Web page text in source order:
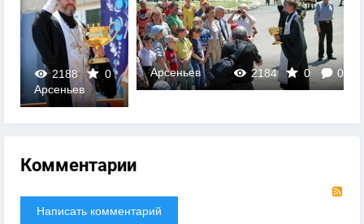
2188
0
0
Арсеньев
2184 0 0
Арсеньев
Комментарии
Написать комментарий